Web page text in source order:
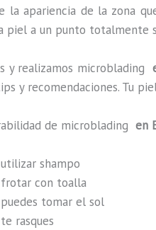
la apariencia de la zona
piel a un punto totalmente
y realizamos microblading
y recomendaciones. Tu
de microblading en
shampo
con toalla
tomar el sol
rasques